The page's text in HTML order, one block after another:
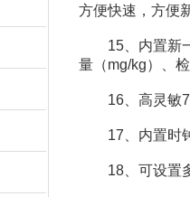
方便快速，方便
15、内置新一
量（mg/kg）、
16、高灵敏7
17、内置时钟
18、可设置多